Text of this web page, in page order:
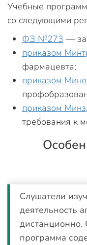
Учебные
со следующими
ФЗ №273 —
приказом
фармацевта;
приказом
приказом
требования к
Слушатели
деятельность
дистанционно.
программа